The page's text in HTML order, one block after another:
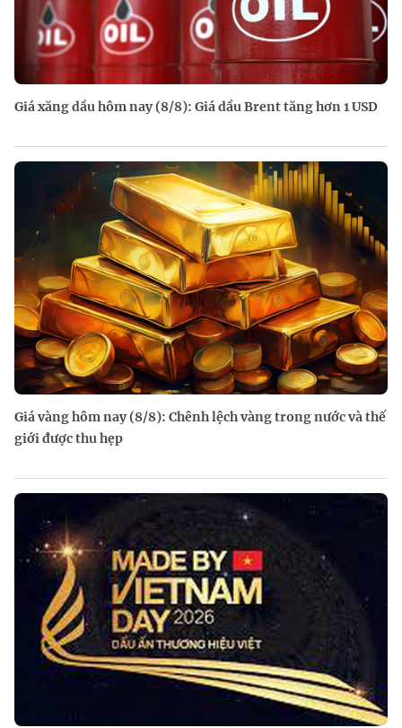
Giá xăng dầu hôm nay (8/8): Giá dầu Brent tăng hơn 1 USD
Giá vàng hôm nay (8/8): Chênh lệch vàng trong nước và thế
giới được thu hẹp